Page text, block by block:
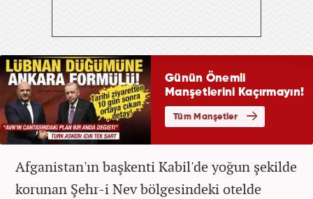
Afganistan'ın başkenti Kabil'de yoğun şekilde
korunan Şehr-i Nev bölgesindeki otelde